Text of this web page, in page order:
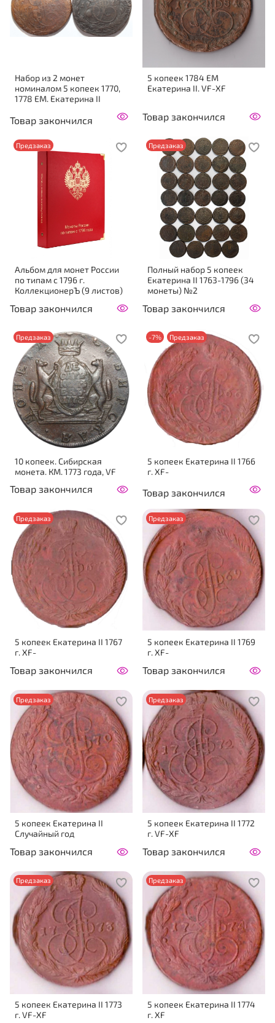
Набор из 2 монет
номиналом 5 копеек 1770,
1778 ЕМ. Екатерина II
Товар закончился
5 копеек 1784 ЕМ
Екатерина II. VF-XF
Товар закончился
Предзаказ
Альбом для монет России
по типам с 1796 г.
КоллекционерЪ (9 листов)
Товар закончился
Предзаказ
Полный набор 5 копеек
Екатерина II 1763-1796 (34
монеты) №2
Товар закончился
Предзаказ
10 копеек. Сибирская
монета. КМ. 1773 года, VF
Товар закончился
-7% Предзаказ
5 копеек Екатерина II 1766
г. XF-
Товар закончился
Предзаказ
5 копеек Екатерина II 1767
г. XF-
Товар закончился
Предзаказ
5 копеек Екатерина II 1769
г. XF-
Товар закончился
Предзаказ
5 копеек Екатерина II
Случайный год
Товар закончился
Предзаказ
5 копеек Екатерина II 1772
г. VF-XF
Товар закончился
Предзаказ
5 копеек Екатерина II 1773
г. VF-XF
Предзаказ
5 копеек Екатерина II 1774
г. XF